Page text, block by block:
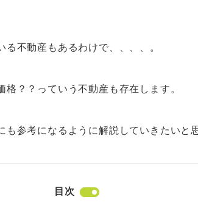
不動産もあるわけで、、、、。
？？っていう不動産も存在します。
参考になるように解説していきたいと
目次